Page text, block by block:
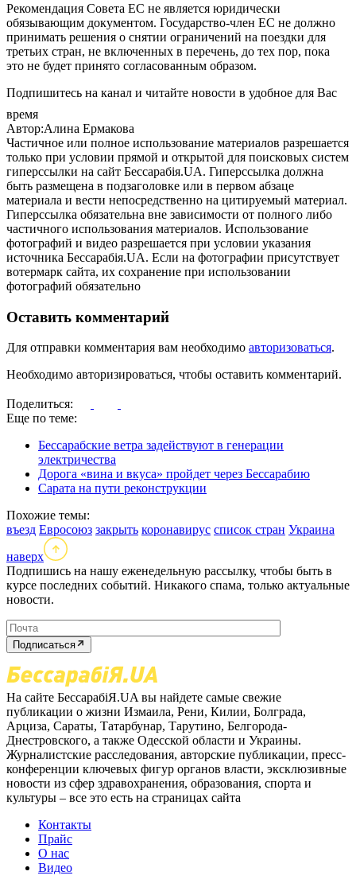
Рекомендация Совета ЕС не является юридически
обязывающим документом. Государство-член ЕС не должно
принимать решения о снятии ограничений на поездки для
третьих стран, не включенных в перечень, до тех пор, пока
это не будет принято согласованным образом.
Подпишитесь на канал и читайте новости в удобное для Вас
время
Автор:Алина Ермакова
Частичное или полное использование материалов разрешается
только при условии прямой и открытой для поисковых систем
гиперссылки на сайт Бессарабія.UA. Гиперссылка должна
быть размещена в подзаголовке или в первом абзаце
материала и вести непосредственно на цитируемый материал.
Гиперссылка обязательна вне зависимости от полного либо
частичного использования материалов. Использование
фотографий и видео разрешается при условии указания
источника Бессарабія.UA. Если на фотографии присутствует
вотермарк сайта, их сохранение при использовании
фотографий обязательно
Оставить комментарий
Для отправки комментария вам необходимо авторизоваться.
Необходимо авторизироваться, чтобы оставить комментарий.
Поделиться:
Еще по теме:
Бессарабские ветра задействуют в генерации
электричества
Дорога «вина и вкуса» пройдет через Бессарабию
Сарата на пути реконструкции
Похожие темы:
въезд Евросоюз закрыть коронавирус список стран Украина
наверх
Подпишись на нашу еженедельную рассылку, чтобы быть в
курсе последних событий. Никакого спама, только актуальные
новости.
Подписаться
На сайте БессарабіЯ.UA вы найдете самые свежие
публикации о жизни Измаила, Рени, Килии, Болграда,
Арциза, Сараты, Татарбунар, Тарутино, Белгорода-
Днестровского, а также Одесской области и Украины.
Журналистские расследования, авторские публикации, пресс-
конференции ключевых фигур органов власти, эксклюзивные
новости из сфер здравохранения, образования, спорта и
культуры – все это есть на страницах сайта
Контакты
Прайс
О нас
Видео